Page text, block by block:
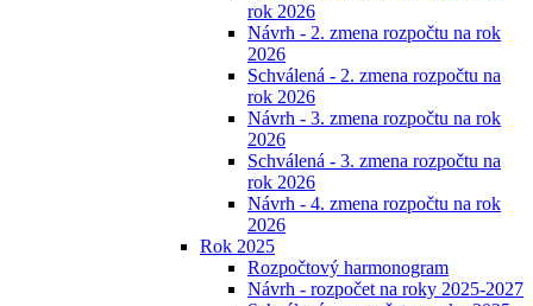
rok 2026
Návrh - 2. zmena rozpočtu na rok
2026
Schválená - 2. zmena rozpočtu na
rok 2026
Návrh - 3. zmena rozpočtu na rok
2026
Schválená - 3. zmena rozpočtu na
rok 2026
Návrh - 4. zmena rozpočtu na rok
2026
Rok 2025
Rozpočtový harmonogram
Návrh - rozpočet na roky 2025-2027